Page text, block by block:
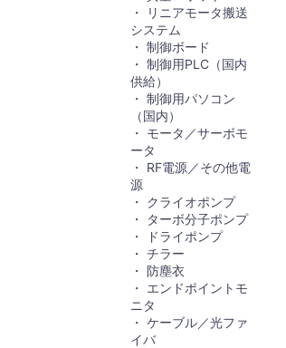
リニアモータ搬送
システム
制御ボード
制御用PLC（国内
供給）
制御用パソコン
（国内）
モータ／サーボモ
ータ
RF電源／その他電
源
クライオポンプ
ターボ分子ポンプ
ドライポンプ
チラー
防塵衣
エンドポイントモ
ニタ
ケーブル／光ファ
イバ